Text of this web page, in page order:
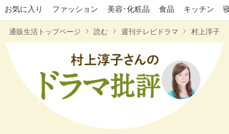
ー
バ
ニ
お気に入り ファッション 美容･化粧品 食品 キッチン
通販生活トップページ 読む 週刊テレビドラマ 村上淳子さ